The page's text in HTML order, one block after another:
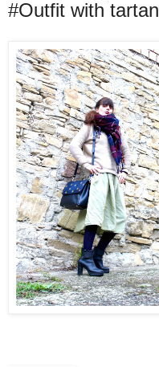
#Outfit with